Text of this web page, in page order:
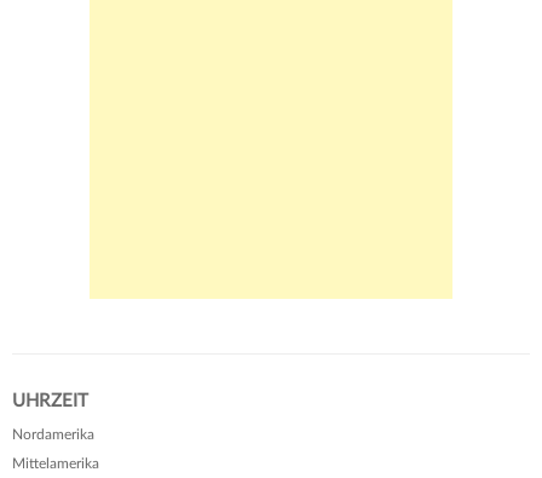
UHRZEIT
Nordamerika
Mittelamerika